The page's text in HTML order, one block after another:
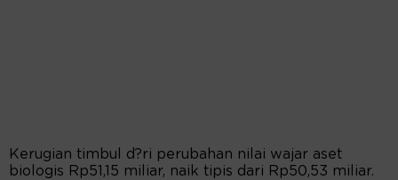
Kerugian timbul d?ri perubahan nilai wajar aset
biologis Rp51,15 miliar, naik tipis dari Rp50,53 miliar.